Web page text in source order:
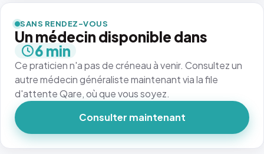
SANS RENDEZ-VOUS
Un médecin disponible dans
6 min
Ce praticien n'a pas de créneau à venir. Consultez un
autre médecin généraliste maintenant via la file
d'attente Qare, où que vous soyez.
Consulter maintenant